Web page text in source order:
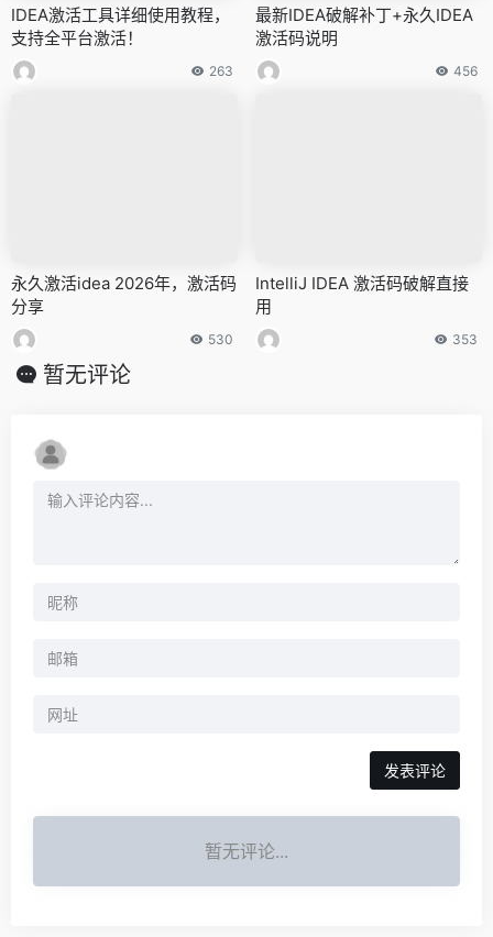
IDEA激活工具详细使用教程，
支持全平台激活！
263
最新IDEA破解补丁+永久IDEA
激活码说明
456
永久激活idea 2026年，激活码
分享
530
IntelliJ IDEA 激活码破解直接
用
353
暂无评论
暂无评论...